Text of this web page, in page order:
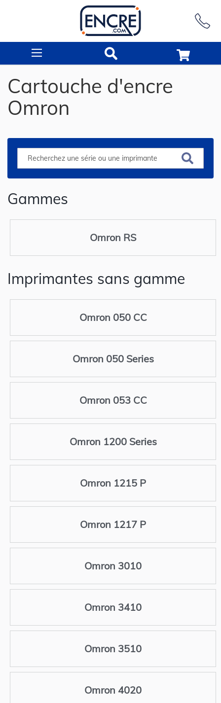
Cartouche d'encre
Omron
Gammes
Omron RS
Imprimantes sans gamme
Omron 050 CC
Omron 050 Series
Omron 053 CC
Omron 1200 Series
Omron 1215 P
Omron 1217 P
Omron 3010
Omron 3410
Omron 3510
Omron 4020